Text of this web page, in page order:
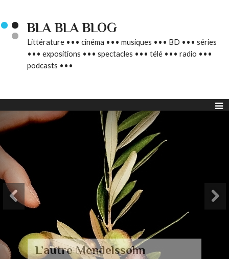
BLA BLA BLOG
Littérature ••• cinéma ••• musiques ••• BD ••• séries
••• expositions ••• spectacles ••• télé ••• radio •••
podcasts •••
L’autre Mendelssohn